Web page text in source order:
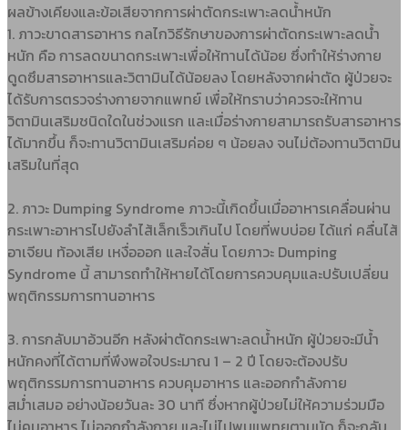
ผลข้างเคียงและข้อเสียจากการผ่าตัดกระเพาะลดน้ำหนัก
1. ภาวะขาดสารอาหาร กลไกวิธีรักษาของการผ่าตัดกระเพาะลดน้ำ
หนัก คือ การลดขนาดกระเพาะเพื่อให้ทานได้น้อย ซึ่งทำให้ร่างกาย
ดูดซึมสารอาหารและวิตามินได้น้อยลง โดยหลังจากผ่าตัด ผู้ป่วยจะ
ได้รับการตรวจร่างกายจากแพทย์ เพื่อให้ทราบว่าควรจะให้ทาน
วิตามินเสริมชนิดใดในช่วงแรก และเมื่อร่างกายสามารถรับสารอาหาร
ได้มากขึ้น ก็จะทานวิตามินเสริมค่อย ๆ น้อยลง จนไม่ต้องทานวิตามิน
เสริมในที่สุด
2. ภาวะ Dumping Syndrome ภาวะนี้เกิดขึ้นเมื่ออาหารเคลื่อนผ่าน
กระเพาะอาหารไปยังลำไส้เล็กเร็วเกินไป โดยที่พบบ่อย ได้แก่ คลื่นไส้
อาเจียน ท้องเสีย เหงื่อออก และใจสั่น โดยภาวะ Dumping
Syndrome นี้ สามารถทำให้หายได้โดยการควบคุมและปรับเปลี่ยน
พฤติกรรมการทานอาหาร
3. การกลับมาอ้วนอีก หลังผ่าตัดกระเพาะลดน้ำหนัก ผู้ป่วยจะมีน้ำ
หนักคงที่ได้ตามที่พึงพอใจประมาณ 1 – 2 ปี โดยจะต้องปรับ
พฤติกรรมการทานอาหาร ควบคุมอาหาร และออกกำลังกาย
สม่ำเสมอ อย่างน้อยวันละ 30 นาที ซึ่งหากผู้ป่วยไม่ให้ความร่วมมือ